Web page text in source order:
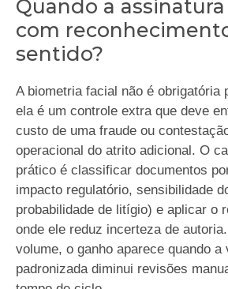
Quando a
com
sentido?
A biometria facial não é obrigatória
ela é um controle extra que deve
custo de uma fraude ou
operacional do atrito adicional. O
prático é classificar documentos
impacto regulatório, sensibilidade
probabilidade de litígio) e aplicar o
onde ele reduz incerteza de
volume, o ganho aparece quando a
padronizada diminui revisões